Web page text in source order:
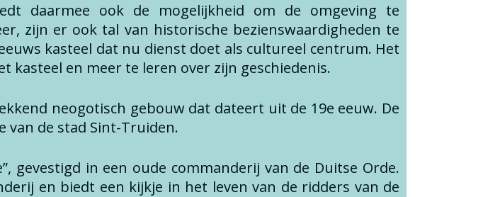
daarmee ook de mogelijkheid om de omgeving te
zijn er ook tal van historische bezienswaardigheden te
kasteel dat nu dienst doet als cultureel centrum. Het
en meer te leren over zijn geschiedenis.
neogotisch gebouw dat dateert uit de 19e eeuw. De
van de stad Sint-Truiden.
gevestigd in een oude commanderij van de Duitse Orde.
en biedt een kijkje in het leven van de ridders van de